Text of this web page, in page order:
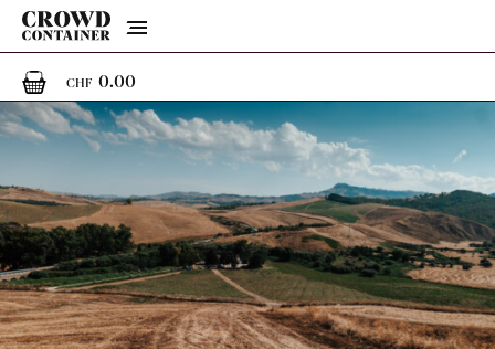
Menu
CHF 0.000 Artikel im Warenkorb